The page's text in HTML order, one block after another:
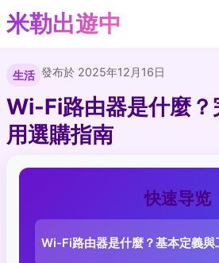
米勒出遊中
生活 發布於 2025年12月16日
Wi-Fi路由器是什麼？
用選購指南
快速导览
Wi-Fi路由器是什麼？基本定義與